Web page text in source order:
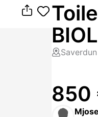
850